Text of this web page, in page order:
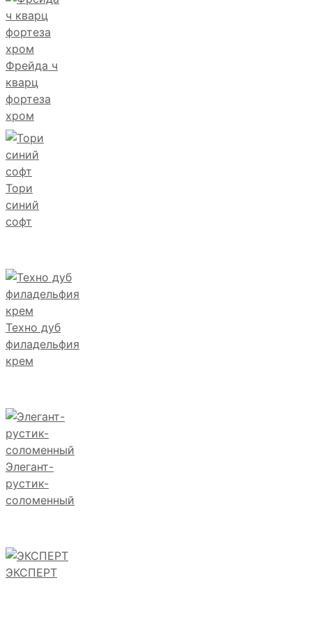
Фрейда ч
кварц
фортеза
хром
Тори
синий
софт
Техно дуб
филадельфия
крем
Элегант-
рустик-
соломенный
ЭКСПЕРТ